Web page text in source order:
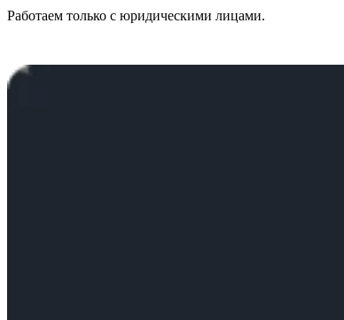
Работаем только с юридическими лицами.